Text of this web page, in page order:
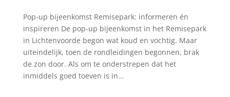
Pop-up bijeenkomst Remisepark: informeren én
inspireren De pop-up bijeenkomst in het Remisepark
in Lichtenvoorde begon wat koud en vochtig. Maar
uiteindelijk, toen de rondleidingen begonnen, brak
de zon door. Als om te onderstrepen dat het
inmiddels goed toeven is in...